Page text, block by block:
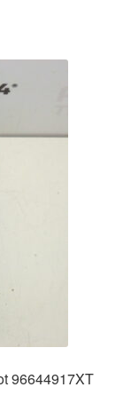
96644917XT